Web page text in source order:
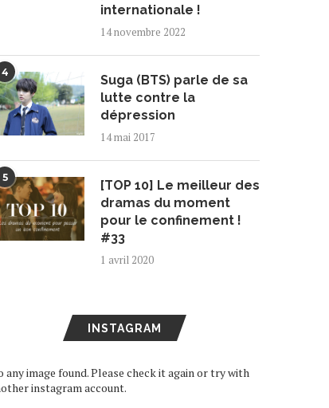
internationale !
14 novembre 2022
4
Suga (BTS) parle de sa
lutte contre la
dépression
14 mai 2017
5
[TOP 10] Le meilleur des
dramas du moment
pour le confinement !
#33
1 avril 2020
INSTAGRAM
any image found. Please check it again or try with
instagram account.